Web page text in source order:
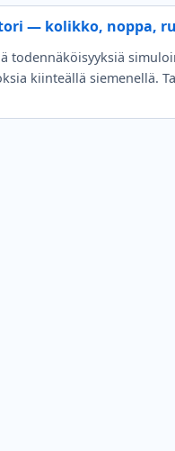
— kolikko, noppa,
todennäköisyyksiä
kiinteällä siemenellä.